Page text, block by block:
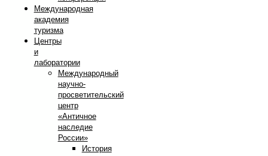
Международная
академия
туризма
Центры
и
лаборатории
Международный
научно-
просветительский
центр
«Античное
наследие
России»
История